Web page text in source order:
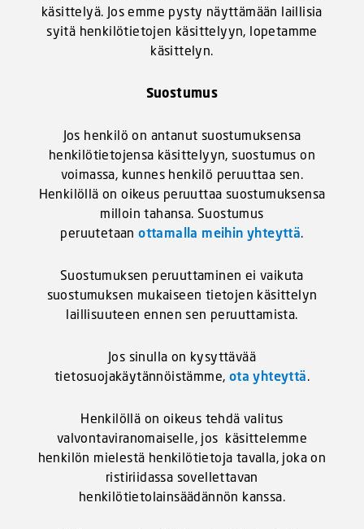
käsittelyä. Jos emme pysty näyttämään laillisia
syitä henkilötietojen käsittelyyn, lopetamme
käsittelyn.
Suostumus
Jos henkilö on antanut suostumuksensa
henkilötietojensa käsittelyyn, suostumus on
voimassa, kunnes henkilö peruuttaa sen.
Henkilöllä on oikeus peruuttaa suostumuksensa
milloin tahansa. Suostumus
peruutetaanottamalla meihin yhteyttä
Suostumuksen peruuttaminen ei vaikuta
suostumuksen mukaiseen tietojen käsittelyn
laillisuuteen ennen sen peruuttamista.
Jos sinulla on kysyttävää
tietosuojakäytännöistämme, ota yhteyttä
Henkilöllä on oikeus tehdä valitus
valvontaviranomaiselle, jos käsittelemme
henkilön mielestä henkilötietoja tavalla, joka on
ristiriidassa sovellettavan
henkilötietolainsäädännön kanssa.